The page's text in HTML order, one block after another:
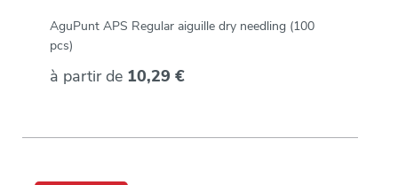
AguPunt APS Regular aiguille dry needling (100
pcs)
à partir de 10,29 €